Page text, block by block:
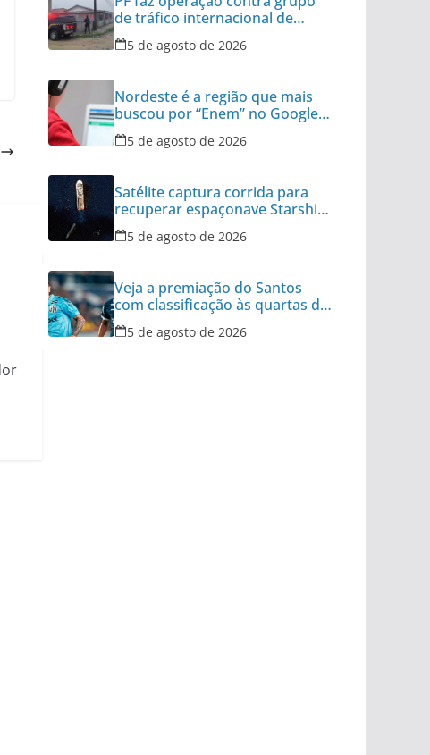
de tráfico internacional de
armas
5 de agosto de 2026
Nordeste é a região que mais
buscou por “Enem” no Google
no último ano
5 de agosto de 2026
Satélite captura corrida para
recuperar espaçonave Starship
no Oceano
5 de agosto de 2026
Veja a premiação do Santos
com classificação às quartas da
Copa do Brasil
5 de agosto de 2026